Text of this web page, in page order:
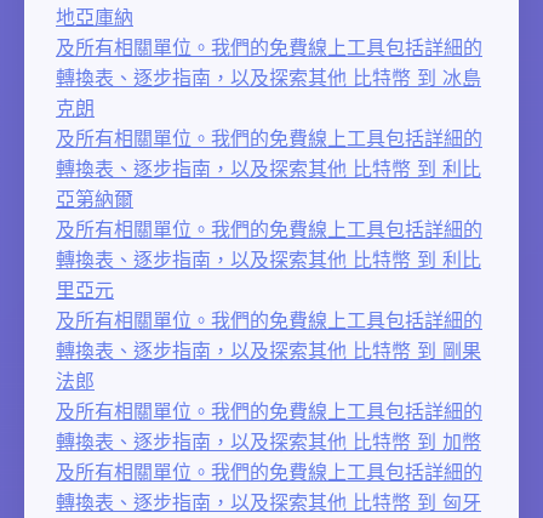
地亞庫納
及所有相關單位。我們的免費線上工具包括詳細的
轉換表、逐步指南，以及探索其他 比特幣 到 冰島
克朗
及所有相關單位。我們的免費線上工具包括詳細的
轉換表、逐步指南，以及探索其他 比特幣 到 利比
亞第納爾
及所有相關單位。我們的免費線上工具包括詳細的
轉換表、逐步指南，以及探索其他 比特幣 到 利比
里亞元
及所有相關單位。我們的免費線上工具包括詳細的
轉換表、逐步指南，以及探索其他 比特幣 到 剛果
法郎
及所有相關單位。我們的免費線上工具包括詳細的
轉換表、逐步指南，以及探索其他 比特幣 到 加幣
及所有相關單位。我們的免費線上工具包括詳細的
轉換表、逐步指南，以及探索其他 比特幣 到 匈牙